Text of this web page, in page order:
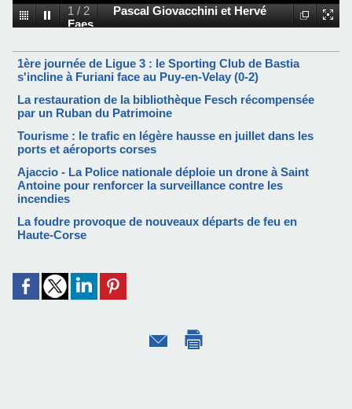
1 / 2
Pascal Giovacchini et Hervé
Faes
1ère journée de Ligue 3 : le Sporting Club de Bastia
s'incline à Furiani face au Puy-en-Velay (0-2)
La restauration de la bibliothèque Fesch récompensée
par un Ruban du Patrimoine
Tourisme : le trafic en légère hausse en juillet dans les
ports et aéroports corses
Ajaccio - La Police nationale déploie un drone à Saint
Antoine pour renforcer la surveillance contre les
incendies
La foudre provoque de nouveaux départs de feu en
Haute-Corse